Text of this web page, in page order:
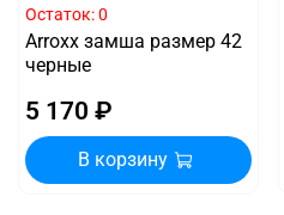
Остаток: 0
Arroxx замша размер 42
черные
5 170 ₽
В корзину